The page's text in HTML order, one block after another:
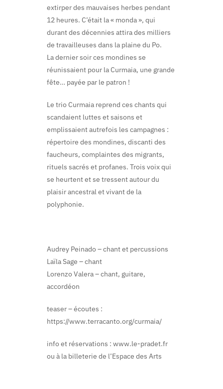
extirper des mauvaises herbes pendant
12 heures. C’était la « monda », qui
durant des décennies attira des milliers
de travailleuses dans la plaine du Po.
La dernier soir ces mondines se
réunissaient pour la Curmaia, une grande
fête… payée par le patron !
Le trio Curmaia reprend ces chants qui
scandaient luttes et saisons et
emplissaient autrefois les campagnes :
répertoire des mondines, discanti des
faucheurs, complaintes des migrants,
rituels sacrés et profanes. Trois voix qui
se heurtent et se tressent autour du
plaisir ancestral et vivant de la
polyphonie.
Audrey Peinado – chant et percussions
Laïla Sage – chant
Lorenzo Valera – chant, guitare,
accordéon
teaser – écoutes :
https://www.terracanto.org/curmaia/
info et réservations : www.le-pradet.fr
ou à la billeterie de l’Espace des Arts